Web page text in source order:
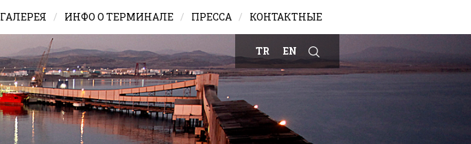
ГАЛЕРЕЯ ИНФО О ТЕРМИНАЛЕ ПРЕССА КОНТАКТНЫЕ
TR EN Arama